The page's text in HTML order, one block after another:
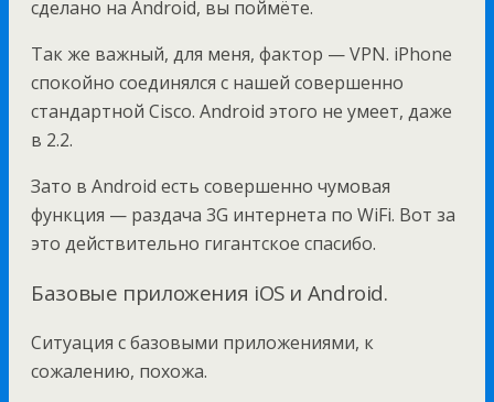
сделано на Android, вы поймёте.
Так же важный, для меня, фактор — VPN. iPhone
спокойно соединялся с нашей совершенно
стандартной Cisco. Android этого не умеет, даже
в 2.2.
Зато в Android есть совершенно чумовая
функция — раздача 3G интернета по WiFi. Вот за
это действительно гигантское спасибо.
Базовые приложения iOS и Android.
Ситуация с базовыми приложениями, к
сожалению, похожа.